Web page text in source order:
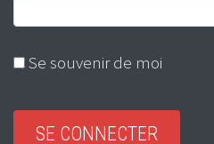
Se souvenir de moi